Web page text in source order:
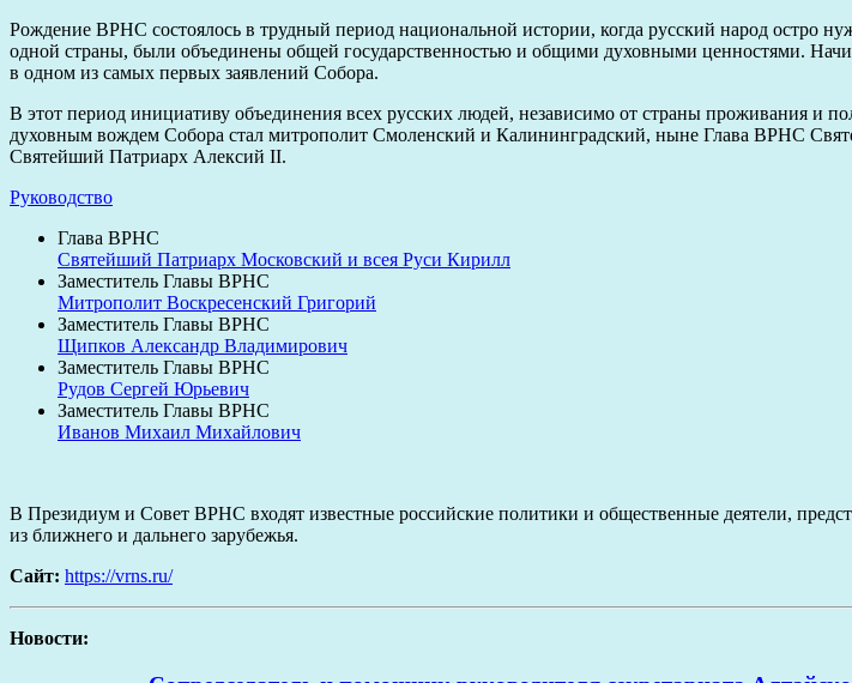
Рождение ВРНС состоялось в трудный период национальной истории, когда русский народ остро
одной страны, были объединены общей государственностью и общими духовными ценностями.
в одном из самых первых заявлений Собора.
В этот период инициативу объединения всех русских людей, независимо от страны проживания и
духовным вождем Собора стал митрополит Смоленский и Калининградский, ныне Глава ВРНС
Святейший Патриарх Алексий II.
Руководство
Глава ВРНС
Святейший Патриарх Московский и всея Руси Кирилл
Заместитель Главы ВРНС
Митрополит Воскресенский Григорий
Заместитель Главы ВРНС
Щипков Александр Владимирович
Заместитель Главы ВРНС
Рудов Сергей Юрьевич
Заместитель Главы ВРНС
Иванов Михаил Михайлович
В Президиум и Совет ВРНС входят известные российские политики и общественные деятели,
из ближнего и дальнего зарубежья.
Сайт: https://vrns.ru/
Новости: